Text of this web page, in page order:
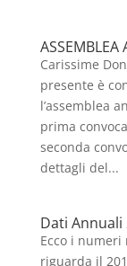
ASSEMBLEA
Carissime
presente è
l’assemblea
prima
seconda
dettagli del...
Dati Annuali
Ecco i
riguarda il